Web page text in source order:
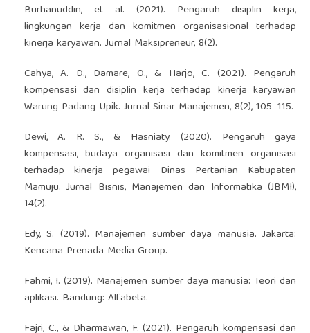
Burhanuddin, et al. (2021). Pengaruh disiplin kerja,
lingkungan kerja dan komitmen organisasional terhadap
kinerja karyawan. Jurnal Maksipreneur, 8(2).
Cahya, A. D., Damare, O., & Harjo, C. (2021). Pengaruh
kompensasi dan disiplin kerja terhadap kinerja karyawan
Warung Padang Upik. Jurnal Sinar Manajemen, 8(2), 105–115.
Dewi, A. R. S., & Hasniaty. (2020). Pengaruh gaya
kompensasi, budaya organisasi dan komitmen organisasi
terhadap kinerja pegawai Dinas Pertanian Kabupaten
Mamuju. Jurnal Bisnis, Manajemen dan Informatika (JBMI),
14(2).
Edy, S. (2019). Manajemen sumber daya manusia. Jakarta:
Kencana Prenada Media Group.
Fahmi, I. (2019). Manajemen sumber daya manusia: Teori dan
aplikasi. Bandung: Alfabeta.
Fajri, C., & Dharmawan, F. (2021). Pengaruh kompensasi dan